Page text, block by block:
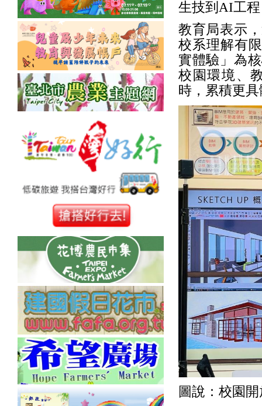
生技到AI工
教育局表示
校系理解有
實體驗」為
校園環境、
時，累積更
圖說：校園